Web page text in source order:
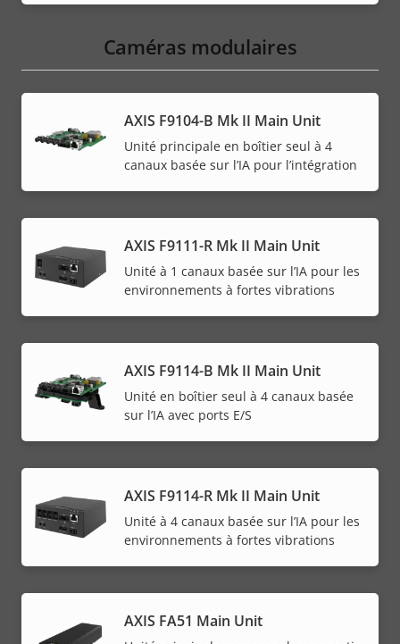
Caméras modulaires
AXIS F9104-B Mk II Main Unit
Unité principale en boîtier seul à 4
canaux basée sur l’IA pour l’intégration
AXIS F9111-R Mk II Main Unit
Unité à 1 canaux basée sur l’IA pour les
environnements à fortes vibrations
AXIS F9114-B Mk II Main Unit
Unité en boîtier seul à 4 canaux basée
sur l’IA avec ports E/S
AXIS F9114-R Mk II Main Unit
Unité à 4 canaux basée sur l’IA pour les
environnements à fortes vibrations
AXIS FA51 Main Unit